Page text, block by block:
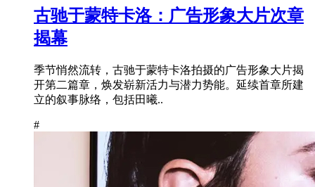
古驰于蒙特卡洛：广告形象大片次章
揭幕
季节悄然流转，古驰于蒙特卡洛拍摄的广告形象大片揭
开第二篇章，焕发崭新活力与潜力势能。延续首章所建
立的叙事脉络，包括田曦..
#